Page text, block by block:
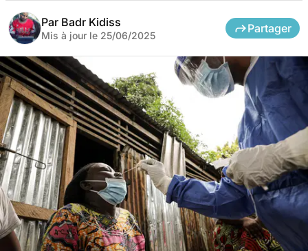
Par Badr Kidiss
Mis à jour le 25/06/2025
Partager